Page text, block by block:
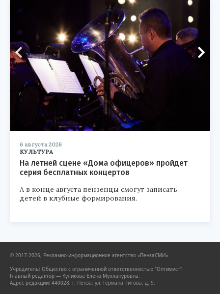
6 августа 2026
КУЛЬТУРА
На летней сцене «Дома офицеров» пройдет
серия бесплатных концертов
А в конце августа пензенцы смогут записать
детей в клубные формирования.
© 2017-2026, Рекламно-информационное агентство «ПензаСМИ».
Учредитель: Общество с ограниченной ответственностью "Оптимист".
Главный редактор — Куликова Елена Муллануровна.
Адрес редакции: 440028, г. Пенза, ул. Германа Титова, д. 9.